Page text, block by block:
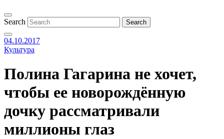
Search
04.10.2017
Культура
Полина Гагарина не хочет,
чтобы ее новорождённую
дочку рассматривали
миллионы глаз